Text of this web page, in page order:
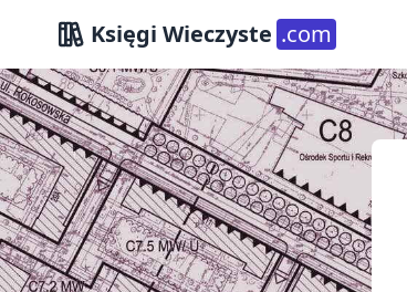
Księgi Wieczyste .com